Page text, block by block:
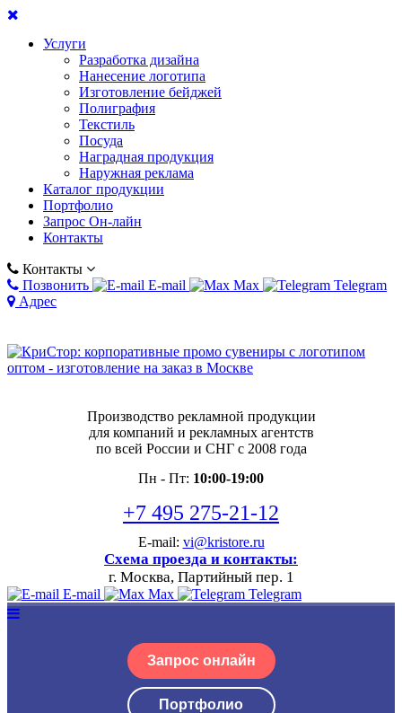
Услуги
Разработка дизайна
Нанесение логотипа
Изготовление бейджей
Полиграфия
Текстиль
Посуда
Наградная продукция
Наружная реклама
Каталог продукции
Портфолио
Запрос Он-лайн
Контакты
Контакты
Позвонить
E-mail Max
Telegram
Адрес
Производство рекламной продукции
для компаний и рекламных агентств
по всей России и СНГ с 2008 года
Пн - Пт: 10:00-19:00
+7 495 275-21-12
E-mail: vi@kristore.ru
Схема проезда и контакты:
г. Москва, Партийный пер. 1
E-mail Max Telegram
Запрос онлайн
Портфолио